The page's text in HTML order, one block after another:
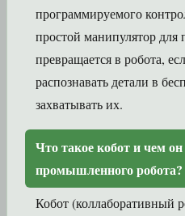
программируемого
простой манипулятор для
превращается в робота,
распознавать детали в
захватывать их.
Что такое кобот и чем
промышленного робота?
Кобот (коллаборативный